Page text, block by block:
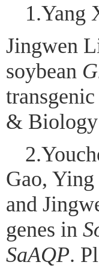
1.Yang
Jingwen
soybean
&
2.
Gao,
and
genes in
SaAQP.